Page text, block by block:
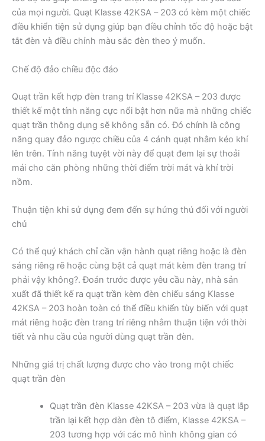
của mọi người. Quạt Klasse 42KSA – 203 có kèm một chiếc
điều khiển tiện sử dụng giúp bạn điều chỉnh tốc độ hoặc bật
tắt đèn và điều chỉnh màu sắc đèn theo ý muốn.
Chế độ đảo chiều độc đáo
Quạt trần kết hợp đèn trang trí Klasse 42KSA – 203 được
thiết kế một tính năng cực nổi bật hơn nữa mà những chiếc
quạt trần thông dụng sẽ không sẵn có. Đó chính là công
năng quay đảo ngược chiều của 4 cánh quạt nhằm kéo khí
lên trên. Tính năng tuyệt vời này để quạt đem lại sự thoải
mái cho căn phòng những thời điểm trời mát và khí trời
nồm.
Thuận tiện khi sử dụng đem đến sự hứng thú đối với người
chủ
Có thể quý khách chỉ cần vận hành quạt riêng hoặc là đèn
sáng riêng rẽ hoặc cùng bật cả quạt mát kèm đèn trang trí
phải vậy không?. Đoán trước được yêu cầu này, nhà sản
xuất đã thiết kế ra quạt trần kèm đèn chiếu sáng Klasse
42KSA – 203 hoàn toàn có thể điều khiển tùy biến với quạt
mát riêng hoặc đèn trang trí riêng nhằm thuận tiện với thời
tiết và nhu cầu của người dùng quạt trần đèn.
Những giá trị chất lượng được cho vào trong một chiếc
quạt trần đèn
Quạt trần đèn Klasse 42KSA – 203 vừa là quạt lắp
trần lại kết hợp dàn đèn tô điểm, Klasse 42KSA –
203 tương hợp với các mô hình không gian có